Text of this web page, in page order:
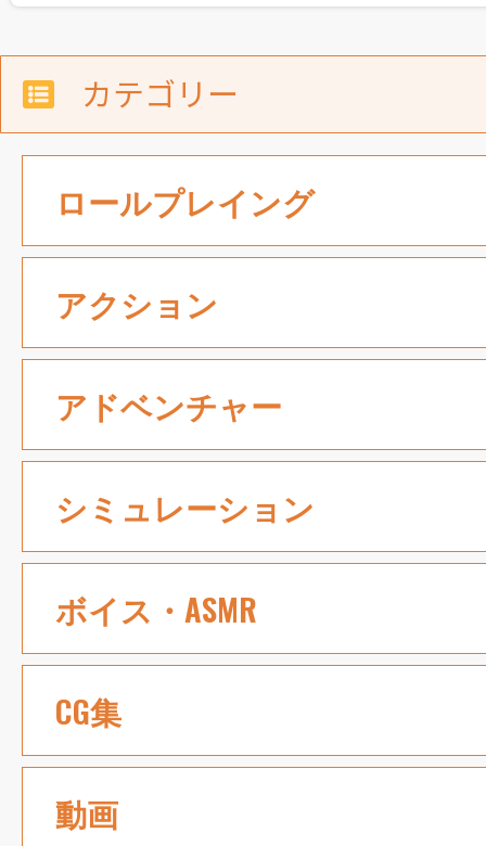
カテゴリー
ロールプレイング
アクション
アドベンチャー
シミュレーション
ボイス・ASMR
CG集
動画